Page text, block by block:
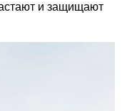
и защищают